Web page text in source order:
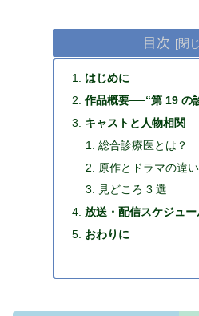
目次
はじめに
作品概要──“第 19 の
キャストと人物相関
総合診療医とは？
原作とドラマの違い
見どころ 3 選
放送・配信スケジュー
おわりに